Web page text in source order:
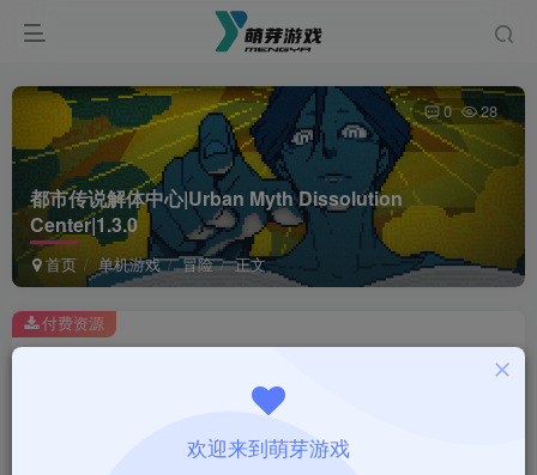
都市传说解体中心|Urban Myth Dissolution
Center|1.3.0
首页 单机游戏 冒险 正文
0 28
此内容为付费资源，请付费后查看
￥1
付费资源
欢迎来到萌芽游戏